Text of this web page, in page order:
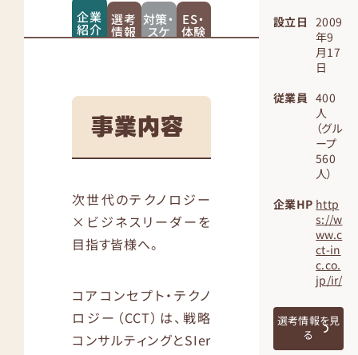
企業
紹介
選考
情報
対策・
スケ
ES・
体験
事業内容
次世代のテクノロジー
×ビジネスリーダーを
目指す皆様へ。
コアコンセプト・テクノ
ロジー（CCT）は、戦略
コンサルティングとSIer
設立日
2009
年9
月17
日
従業員 400
人
（グル
ープ
560
人）
企業HP http
s://w
ww.c
ct-in
c.co.
jp/ir/
選考情報を見
る